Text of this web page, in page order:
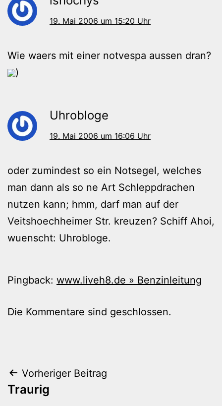
19. Mai 2006 um 15:20 Uhr
Wie waers mit einer notvespa aussen dran?
)
Uhrobloge
19. Mai 2006 um 16:06 Uhr
oder zumindest so ein Notsegel, welches
man dann als so ne Art Schleppdrachen
nutzen kann; hmm, darf man auf der
Veitshoechheimer Str. kreuzen? Schiff Ahoi,
wuenscht: Uhrobloge.
Pingback: www.liveh8.de » Benzinleitung
Die Kommentare sind geschlossen.
Beitragsnavigation
Vorheriger Beitrag
Traurig